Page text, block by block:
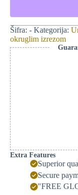
Vječna
Crna
Gora
Ruka
количина
Šifra: - Kategorija:
okruglim izrezom
Extra Features
Superior
Secure
"FREE